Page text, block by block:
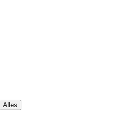
Alles